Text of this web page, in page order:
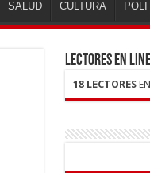
SALUD CULTURA
LECTORES EN
18 LECTORES